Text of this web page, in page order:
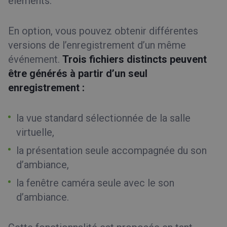
En option, vous pouvez obtenir différentes
versions de l’enregistrement d’un même
événement. Trois fichiers distincts peuvent
être générés à partir d’un seul
enregistrement :
la vue standard sélectionnée de la salle
virtuelle,
la présentation seule accompagnée du son
d’ambiance,
la fenêtre caméra seule avec le son
d’ambiance.